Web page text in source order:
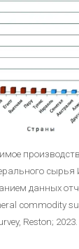
сырья
данных
commodity
Reston;